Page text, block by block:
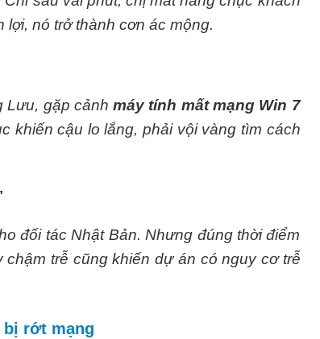
nó trở thành cơn ác mộng.
Lưu, gặp cảnhmáy tính mất mạng Win 7
khiến cậu lo lắng, phải vội vàng tìm cách
đối tác Nhật Bản. Nhưng đúng thời điểm
chậm trễ cũng khiến dự án có nguy cơ trễ
bị rớt mạng